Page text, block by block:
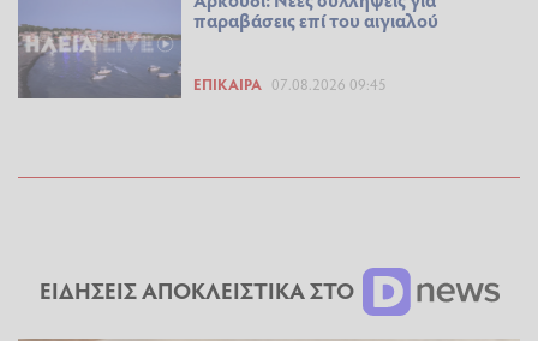
παραβάσεις επί του αιγιαλού
ΕΠΊΚΑΙΡΑ 07.08.2026 09:45
ΕΙΔΗΣΕΙΣ ΑΠΟΚΛΕΙΣΤΙΚΑ ΣΤΟ